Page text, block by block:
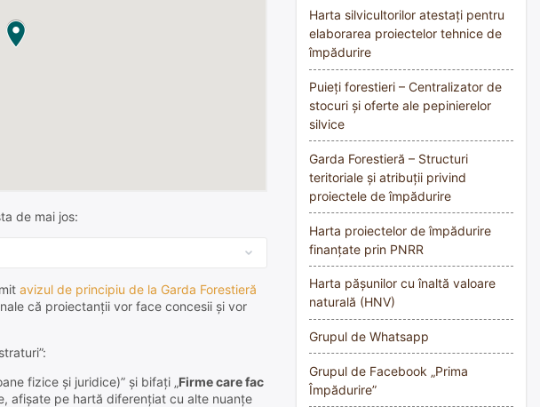
de mai jos:
avizul de principiu de la Garda Forestieră
că proiectanții vor face concesii și vor
fizice și juridice)” și bifați „Firme care fac
afișate pe hartă diferențiat cu alte nuanțe
Harta silvicultorilor atestați pentru
elaborarea proiectelor tehnice de
împădurire
Puieți forestieri – Centralizator de
stocuri și oferte ale pepinierelor
silvice
Garda Forestieră – Structuri
teritoriale și atribuții privind
proiectele de împădurire
Harta proiectelor de împădurire
finanțate prin PNRR
Harta pășunilor cu înaltă valoare
naturală (HNV)
Grupul de Whatsapp
Grupul de Facebook „Prima
Împădurire”